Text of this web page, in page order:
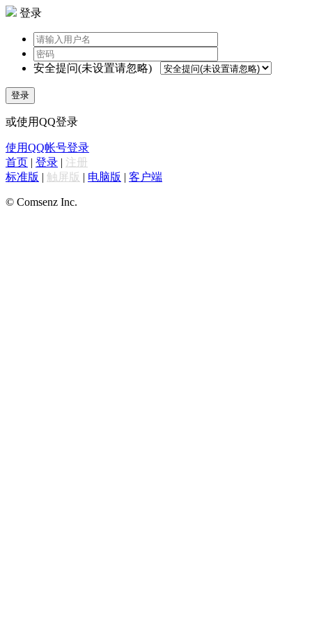
登录
安全提问(未设置请忽略)
登录
或使用QQ登录
使用QQ帐号登录
首页 | 登录 | 注册
标准版 | 触屏版 | 电脑版 | 客户端
© Comsenz Inc.